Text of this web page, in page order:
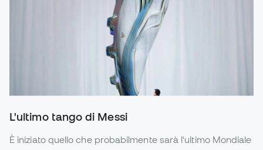
L'ultimo tango di Messi
È iniziato quello che probabilmente sarà l'ultimo Mondiale